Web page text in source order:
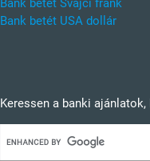
Bank betét Svájci frank
Bank betét USA dollár
Keressen a banki